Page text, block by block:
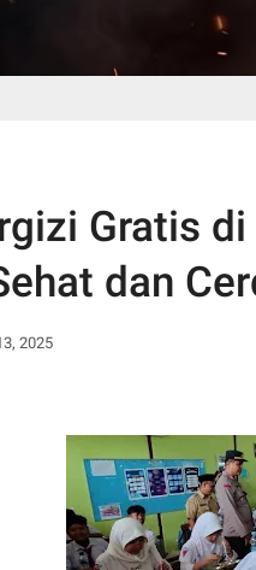
Gratis
dan
2025